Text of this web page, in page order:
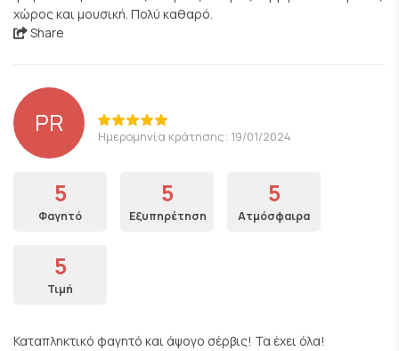
χώρος και μουσική. Πολύ καθαρό.
Share
PR Ημερομηνία κράτησης: 19/01/2024
5
Φαγητό
5
Εξυπηρέτηση
5
Ατμόσφαιρα
5
Τιμή
Καταπληκτικό φαγητό και άψογο σέρβις! Τα έχει όλα!